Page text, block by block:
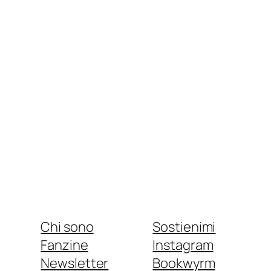
Chi sono
Fanzine
Newsletter
Sostienimi
Instagram
Bookwyrm